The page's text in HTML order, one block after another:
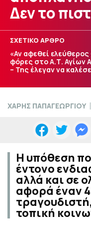
Δεν το
ΣΧΕΤΙΚΟ ΑΡΘΡΟ
«Αν αφεθεί
φόρες στο Α.Τ. Αγίων
– Της έλεγαν να
ΧΑΡΗΣ ΠΑΠΑΓΕΩΡΓΙΟΥ
Η υπόθεση
έντονο
αλλά και σε
αφορά έναν
τοπική